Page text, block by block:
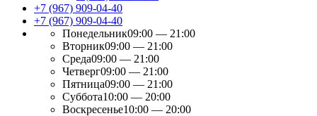
+7 (967) 909-04-40
+7 (967) 909-04-40
Понедельник09:00 — 21:00
Вторник09:00 — 21:00
Среда09:00 — 21:00
Четверг09:00 — 21:00
Пятница09:00 — 21:00
Суббота10:00 — 20:00
Воскресенье10:00 — 20:00